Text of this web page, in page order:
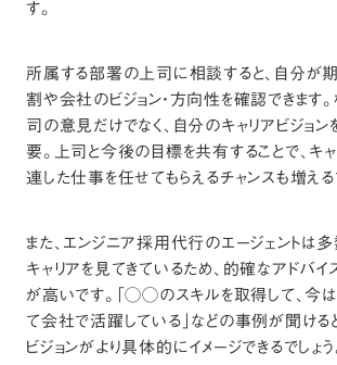
す。
所属する部署の上司に相談すると、自分が
割や会社のビジョン・方向性を確認できます
司の意見だけでなく、自分のキャリアビジョン
要。上司と今後の目標を共有することで、キ
連した仕事を任せてもらえるチャンスも増える
また、エンジニア採用代行のエージェントは
キャリアを見てきているため、的確なアドバ
が高いです。「◯◯のスキルを取得して、今は
て会社で活躍している」などの事例が聞ける
ビジョンがより具体的にイメージできるでしょう